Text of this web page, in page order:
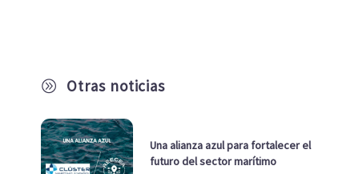
A Otras noticias
Una alianza azul para fortalecer el
futuro del sector marítimo